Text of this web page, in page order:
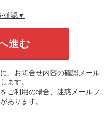
確認▼
、お問合せ内容の確認メール
ます。
ご利用の場合、迷惑メールフ
あります。